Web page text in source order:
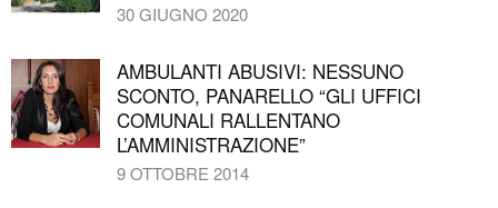
30 GIUGNO 2020
AMBULANTI ABUSIVI: NESSUNO
SCONTO, PANARELLO “GLI UFFICI
COMUNALI RALLENTANO
L’AMMINISTRAZIONE”
9 OTTOBRE 2014